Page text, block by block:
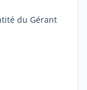
du Gérant